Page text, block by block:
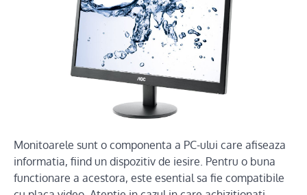
Monitoarele sunt o componenta a PC-ului care afiseaza
informatia, fiind un dispozitiv de iesire. Pentru o buna
functionare a acestora, este esential sa fie compatibile